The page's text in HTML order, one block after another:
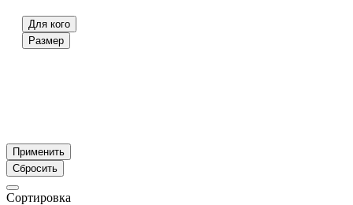
Для кого
Размер
Применить
Сбросить
Сортировка